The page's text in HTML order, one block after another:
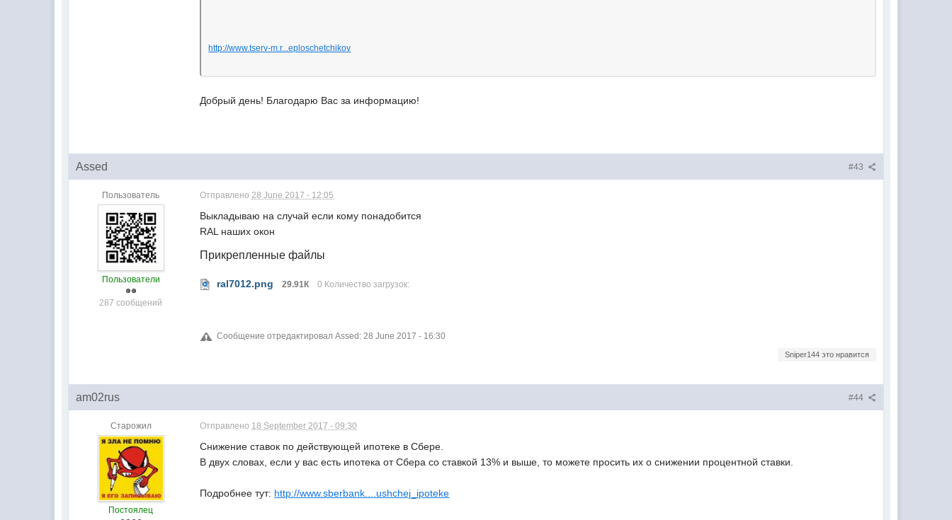
http://www.tserv-m.r...eploschetchikov
Добрый день! Благодарю Вас за информацию!
#43
Assed
Пользователь
Пользователи
287 сообщений
Отправлено28 June 2017 - 12:05
Выкладываю на случай если кому понадобится
RAL наших окон
Прикрепленные файлы
ral7012.png 29.91К 0 Количество загрузок:
Сообщение отредактировал Assed: 28 June 2017 - 16:30
Sniper144 это нравится
#44
am02rus
Старожил
Постоялец
Отправлено 18 September 2017 - 09:30
Снижение ставок по действующей ипотеке в Сбере.
В двух словах, если у вас есть ипотека от Сбера со ставкой 13% и выше, то можете просить их о снижении процентной ставки.
Подробнее тут: http://www.sberbank....ushchej_ipoteke